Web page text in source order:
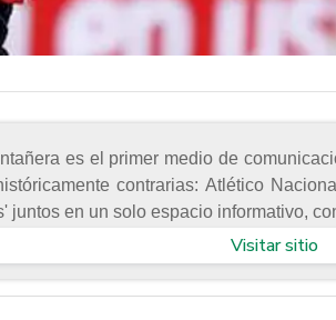
es el primer medio de
contrarias: Atlético
juntos en un solo espacio informativo,
Visitar sitio